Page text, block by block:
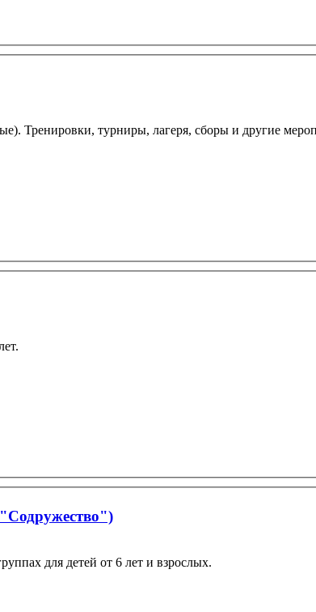
Тренировки, турниры, лагеря, сборы и другие
для детей от 6 лет и взрослых.